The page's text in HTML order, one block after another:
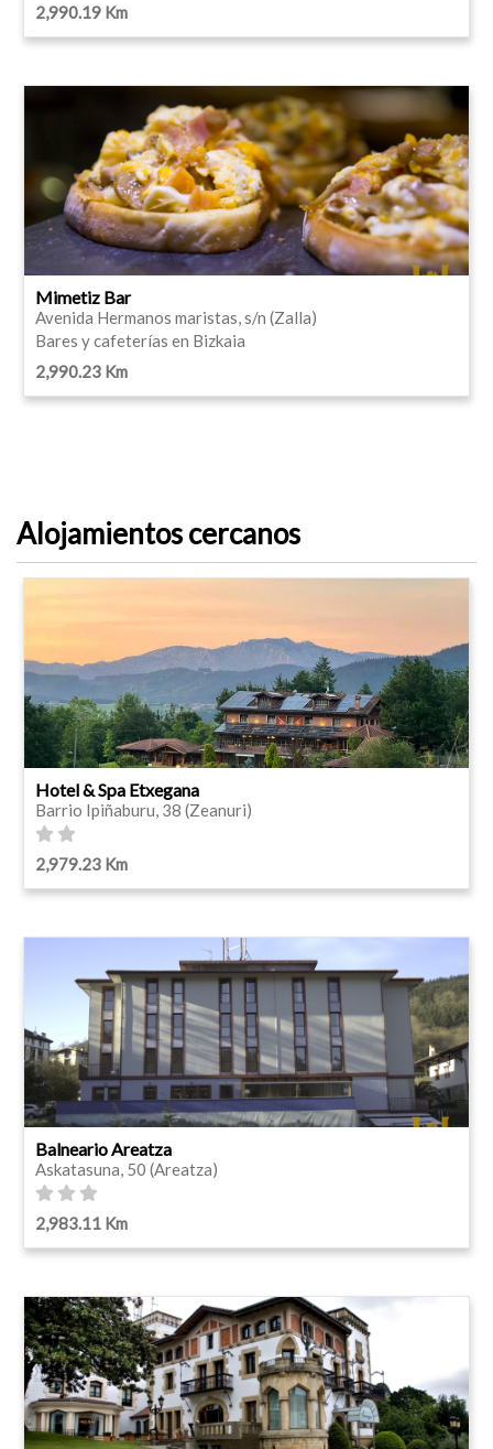
2,990.19 Km
Mimetiz Bar
Avenida Hermanos maristas, s/n (Zalla)
Bares y cafeterías en Bizkaia
2,990.23 Km
Alojamientos cercanos
Hotel & Spa Etxegana
Barrio Ipiñaburu, 38 (Zeanuri)
2,979.23 Km
Balneario Areatza
Askatasuna, 50 (Areatza)
2,983.11 Km